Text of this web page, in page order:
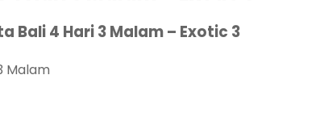
Bali 4 Hari 3 Malam – Exotic 3